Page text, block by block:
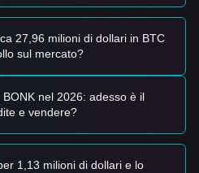
27,96 milioni di dollari in BTC
sul mercato?
nel 2026: adesso è il
e vendere?
1,13 milioni di dollari e lo